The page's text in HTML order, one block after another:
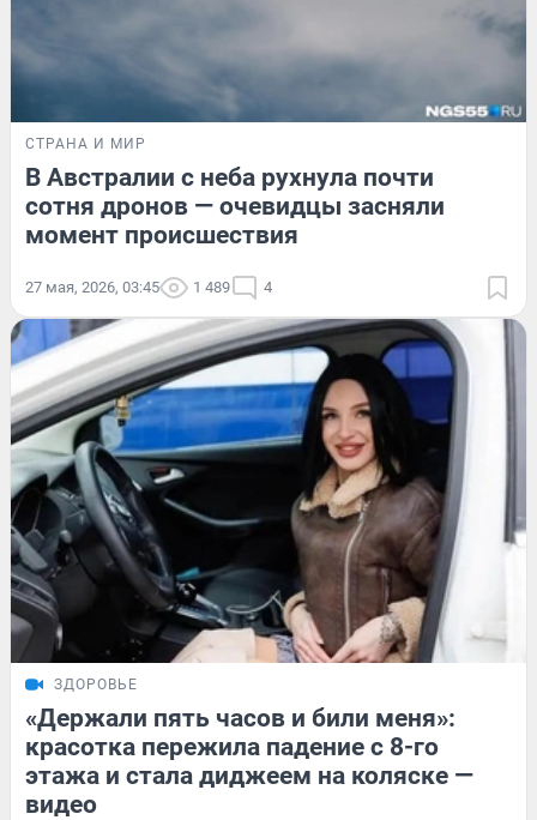
СТРАНА И МИР
В Австралии с неба рухнула почти
сотня дронов — очевидцы засняли
момент происшествия
27 мая, 2026, 03:45 1 489 4
ЗДОРОВЬЕ
«Держали пять часов и били меня»:
красотка пережила падение с 8-го
этажа и стала диджеем на коляске —
видео